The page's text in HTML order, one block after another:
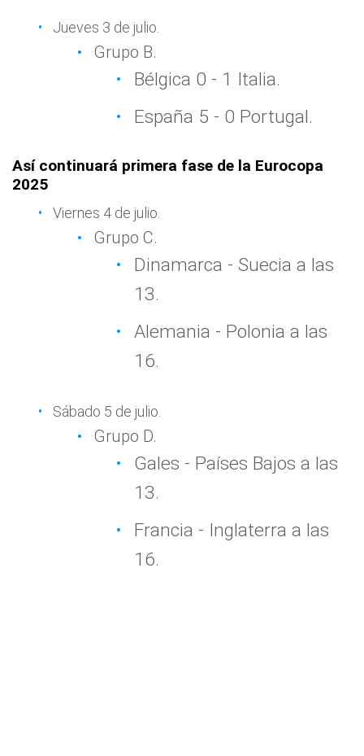
Jueves 3 de julio.
Grupo B.
Bélgica 0 - 1 Italia.
España 5 - 0 Portugal.
Así continuará primera fase de la Eurocopa
2025
Viernes 4 de julio.
Grupo C.
Dinamarca - Suecia a las
13.
Alemania - Polonia a las
16.
Sábado 5 de julio.
Grupo D.
Gales - Países Bajos a las
13.
Francia - Inglaterra a las
16.